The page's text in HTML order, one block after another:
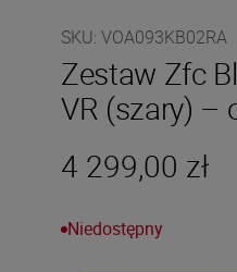
SKU: VOA093KB02RA
Zestaw Zfc
VR (szary) –
4 299,00 zł
Niedostępny